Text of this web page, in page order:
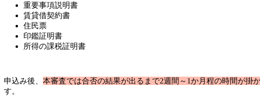
重要事項説明書
賃貸借契約書
住民票
印鑑証明書
所得の課税証明書
申込み後、 本審査では合否の結果が出るまで2週間～1か月程の時間が掛
す。